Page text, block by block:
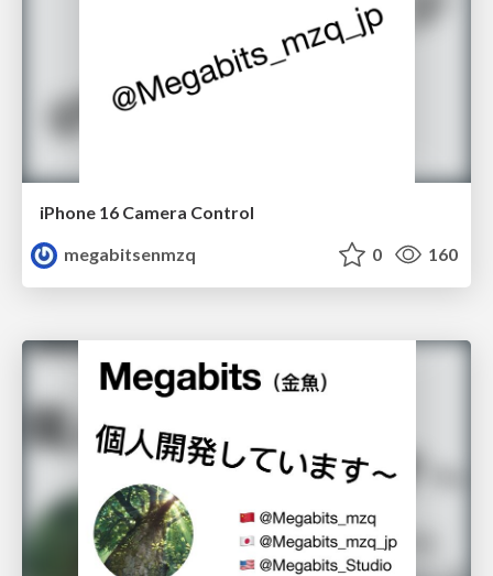
iPhone 16 Camera Control
megabitsenmzq
0 160